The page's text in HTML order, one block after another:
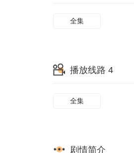
81
105
全集
播放线路 4
全集
剧情简介